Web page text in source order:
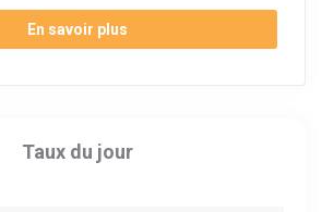
En savoir plus
Taux du jour